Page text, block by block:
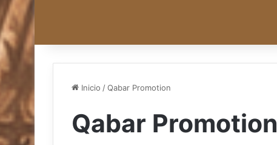
Inicio /Qabar Promotion
Qabar Promotion